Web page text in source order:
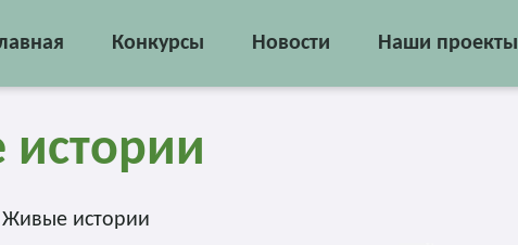
Конкурсы Новости Наши проекты
Живые истории